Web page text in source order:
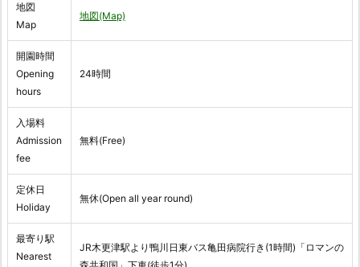
地図
Map
地図(Map)
開園時間
Opening
hours
24時間
入場料
Admission
fee
無料(Free)
定休日
Holiday
無休(Open all year round)
最寄り駅
Nearest
JR木更津駅より鴨川日東バス亀田病院行き(1時間)「ロマンの